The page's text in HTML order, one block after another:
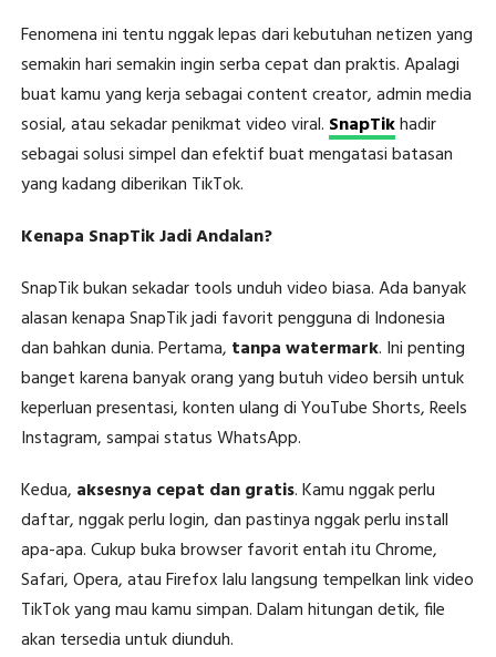
Fenomena ini tentu nggak lepas dari kebutuhan netizen yang
semakin hari semakin ingin serba cepat dan praktis. Apalagi
buat kamu yang kerja sebagai content creator, admin media
sosial, atau sekadar penikmat video viral. SnapTikhadir
sebagai solusi simpel dan efektif buat mengatasi batasan
yang kadang diberikan TikTok.
Kenapa SnapTik Jadi Andalan?
SnapTik bukan sekadar tools unduh video biasa. Ada banyak
alasan kenapa SnapTik jadi favorit pengguna di Indonesia
dan bahkan dunia. Pertama, tanpa watermark. Ini penting
banget karena banyak orang yang butuh video bersih untuk
keperluan presentasi, konten ulang di YouTube Shorts, Reels
Instagram, sampai status WhatsApp.
Kedua, aksesnya cepat dan gratis. Kamu nggak perlu
daftar, nggak perlu login, dan pastinya nggak perlu install
apa-apa. Cukup buka browser favorit entah itu Chrome,
Safari, Opera, atau Firefox lalu langsung tempelkan link video
TikTok yang mau kamu simpan. Dalam hitungan detik, file
akan tersedia untuk diunduh.